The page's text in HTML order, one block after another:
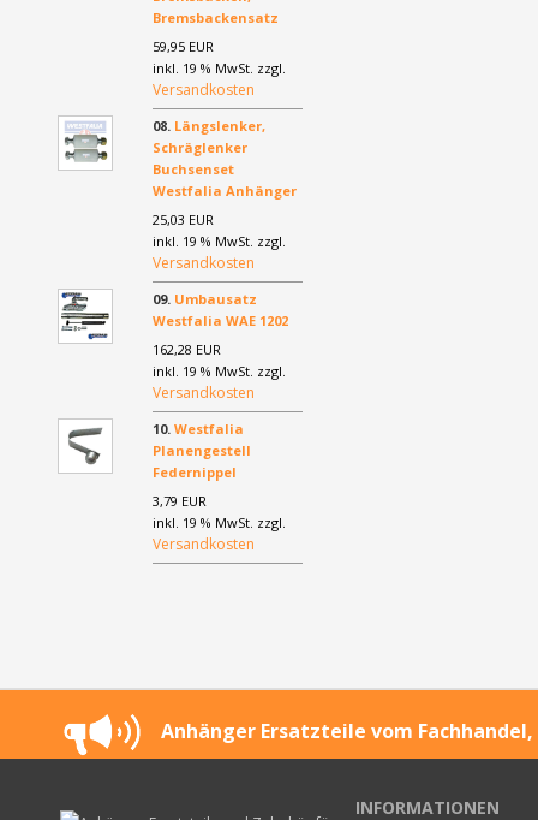
Bremsbackensatz
59,95 EUR
inkl. 19 % MwSt. zzgl.
Versandkosten
08. Längslenker,
Schräglenker
Buchsenset
Westfalia Anhänger
25,03 EUR
inkl. 19 % MwSt. zzgl.
Versandkosten
09. Umbausatz
Westfalia WAE 1202
162,28 EUR
inkl. 19 % MwSt. zzgl.
Versandkosten
10. Westfalia
Planengestell
Federnippel
3,79 EUR
inkl. 19 % MwSt. zzgl.
Versandkosten
Anhänger Ersatzteile vom
INFORMATIONEN